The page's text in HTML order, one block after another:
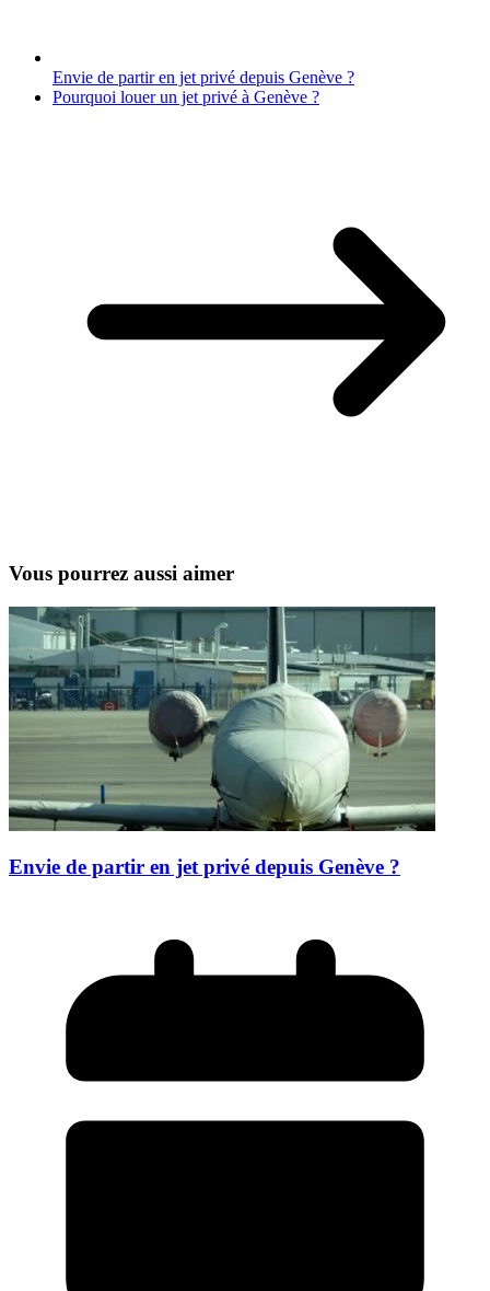
Envie de partir en jet privé depuis Genève ?
Pourquoi louer un jet privé à Genève ?
Vous pourrez aussi aimer
Envie de partir en jet privé depuis Genève ?